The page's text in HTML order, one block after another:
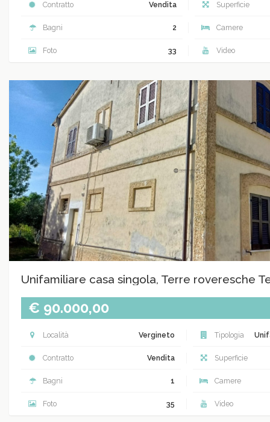
Contratto Vendita Superficie
Bagni 2 Camere
Foto 33 Video
Unifamiliare casa singola, Terre roveresche
€ 90.000,00
Località Vergineto Tipologia
Contratto Vendita Superficie
Bagni 1 Camere
Foto 35 Video